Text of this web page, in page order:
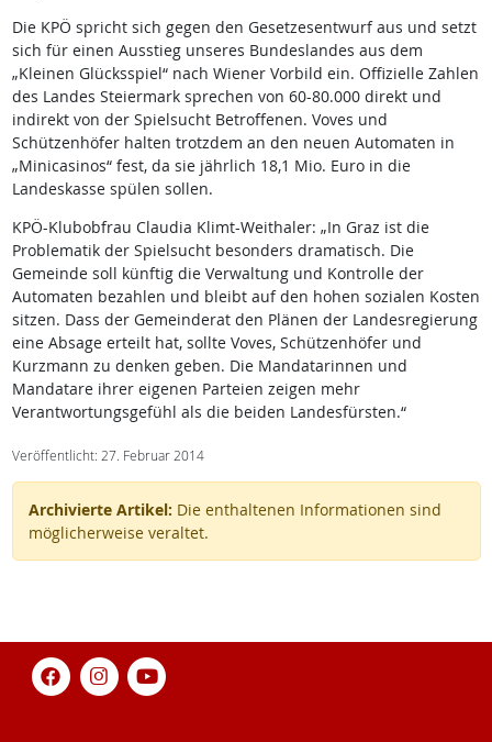
Die KPÖ spricht sich gegen den Gesetzesentwurf aus und setzt
sich für einen Ausstieg unseres Bundeslandes aus dem
„Kleinen Glücksspiel“ nach Wiener Vorbild ein. Offizielle Zahlen
des Landes Steiermark sprechen von 60-80.000 direkt und
indirekt von der Spielsucht Betroffenen. Voves und
Schützenhöfer halten trotzdem an den neuen Automaten in
„Minicasinos“ fest, da sie jährlich 18,1 Mio. Euro in die
Landeskasse spülen sollen.
KPÖ-Klubobfrau Claudia Klimt-Weithaler: „In Graz ist die
Problematik der Spielsucht besonders dramatisch. Die
Gemeinde soll künftig die Verwaltung und Kontrolle der
Automaten bezahlen und bleibt auf den hohen sozialen Kosten
sitzen. Dass der Gemeinderat den Plänen der Landesregierung
eine Absage erteilt hat, sollte Voves, Schützenhöfer und
Kurzmann zu denken geben. Die Mandatarinnen und
Mandatare ihrer eigenen Parteien zeigen mehr
Verantwortungsgefühl als die beiden Landesfürsten.“
Veröffentlicht: 27. Februar 2014
Archivierte Artikel: Die enthaltenen Informationen sind
möglicherweise veraltet.